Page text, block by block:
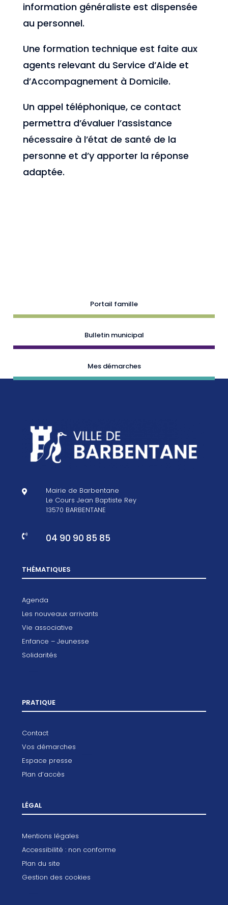
information généraliste est dispensée
au personnel.
Une formation technique est faite aux
agents relevant du Service d’Aide et
d’Accompagnement à Domicile.
Un appel téléphonique, ce contact
permettra d’évaluer l’assistance
nécessaire à l’état de santé de la
personne et d’y apporter la réponse
adaptée.
Portail famille
Bulletin municipal
Mes démarches

Mairie de Barbentane
Le Cours Jean Baptiste Rey
13570 BARBENTANE
 04 90 90 85 85
THÉMATIQUES
Agenda
Les nouveaux arrivants
Vie associative
Enfance – Jeunesse
Solidarités
PRATIQUE
Contact
Vos démarches
Espace presse
Plan d’accès
LÉGAL
Mentions légales
Accessibilité : non conforme
Plan du site
Gestion des cookies